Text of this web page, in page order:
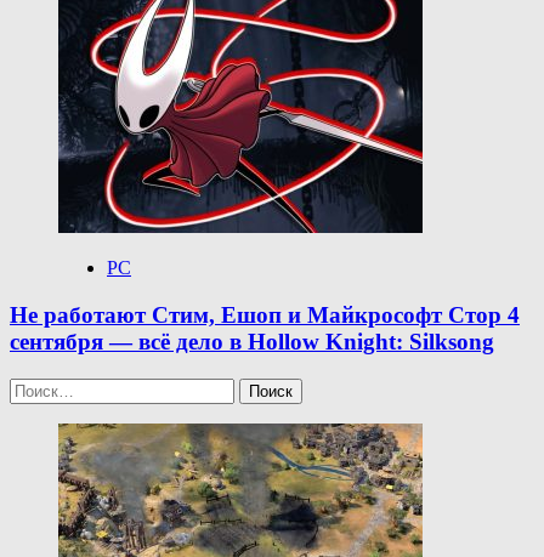
PC
Не работают Стим, Ешоп и Майкрософт Стор 4
сентября — всё дело в Hollow Knight: Silksong
Найти: